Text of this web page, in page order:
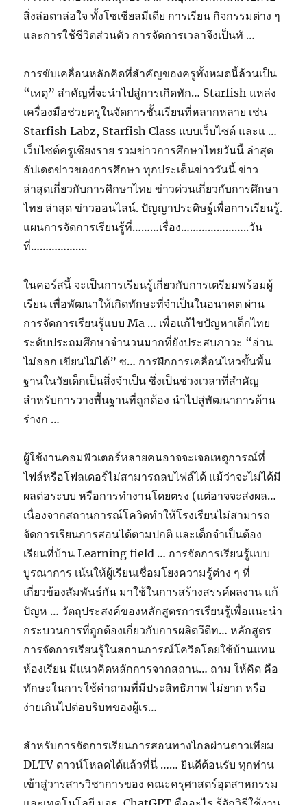
สิ่งล่อตาล่อใจ ทั้งโซเชียลมีเดีย การเรียน กิจกรรมต่าง ๆ
และการใช้ชีวิตส่วนตัว การจัดการเวลาจึงเป็นทั …
การขับเคลื่อนหลักคิดที่สำคัญของครูทั้งหมดนี้ล้วนเป็น
“เหตุ” สำคัญที่จะนำไปสู่การเกิดทัก… Starfish แหล่ง
เครื่องมือช่วยครูในจัดการชั้นเรียนที่หลากหลาย เช่น
Starfish Labz, Starfish Class แบบเว็บไซต์ และแ …
เว็บไซต์ครูเชียงราย รวมข่าวการศึกษาไทยวันนี้ ล่าสุด
อัปเดตข่าวของการศึกษา ทุกประเด็นข่าววันนี้ ข่าว
ล่าสุดเกี่ยวกับการศึกษาไทย ข่าวด่วนเกี่ยวกับการศึกษา
ไทย ล่าสุด ข่าวออนไลน์. ปัญญาประดิษฐ์เพื่อการเรียนรู้.
แผนการจัดการเรียนรู้ที่………เรื่อง…………………..วัน
ที่……………….
ในคอร์สนี้ จะเป็นการเรียนรู้เกี่ยวกับการเตรียมพร้อมผู้
เรียน เพื่อพัฒนาให้เกิดทักษะที่จำเป็นในอนาคต ผ่าน
การจัดการเรียนรู้แบบ Ma … เพื่อแก้ไขปัญหาเด็กไทย
ระดับประถมศึกษาจำนวนมากที่ยังประสบภาวะ “อ่าน
ไม่ออก เขียนไม่ได้” ซ… การฝึกการเคลื่อนไหวขั้นพื้น
ฐานในวัยเด็กเป็นสิ่งจำเป็น ซึ่งเป็นช่วงเวลาที่สำคัญ
สำหรับการวางพื้นฐานที่ถูกต้อง นำไปสู่พัฒนาการด้าน
ร่างก …
ผู้ใช้งานคอมพิวเตอร์หลายคนอาจจะเจอเหตุการณ์ที่
ไฟล์หรือโฟลเดอร์ไม่สามารถลบไฟล์ได้ แม้ว่าจะไม่ได้มี
ผลต่อระบบ หรือการทำงานโดยตรง (แต่อาจจะส่งผล…
เนื่องจากสถานการณ์โควิดทำให้โรงเรียนไม่สามารถ
จัดการเรียนการสอนได้ตามปกติ และเด็กจำเป็นต้อง
เรียนที่บ้าน Learning field … การจัดการเรียนรู้แบบ
บูรณาการ เน้นให้ผู้เรียนเชื่อมโยงความรู้ต่าง ๆ ที่
เกี่ยวข้องสัมพันธ์กัน มาใช้ในการสร้างสรรค์ผลงาน แก้
ปัญห … วัตถุประสงค์ของหลักสูตรการเรียนรู้เพื่อแนะนำ
กระบวนการที่ถูกต้องเกี่ยวกับการผลิตวีดีท… หลักสูตร
การจัดการเรียนรู้ในสถานการณ์โควิดโดยใช้บ้านแทน
ห้องเรียน มีแนวคิดหลักการจากสถาน… ถาม ให้คิด คือ
ทักษะในการใช้คำถามที่มีประสิทธิภาพ ไม่ยาก หรือ
ง่ายเกินไปต่อบริบทของผู้เร…
สำหรับการจัดการเรียนการสอนทางไกลผ่านดาวเทียม
DLTV ดาวน์โหลดได้แล้วที่นี่ …… ยินดีต้อนรับ ทุกท่าน
เข้าสู่วารสารวิชาการของ คณะครุศาสตร์อุตสาหกรรม